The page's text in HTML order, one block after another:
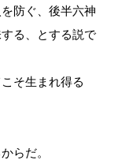
防ぐ、後半六神
る、とする説で
そ生まれ得る
らだ。